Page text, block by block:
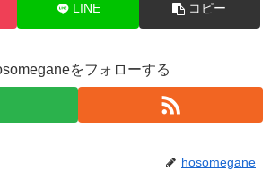
LINE コピー
をフォローする
hosomegane